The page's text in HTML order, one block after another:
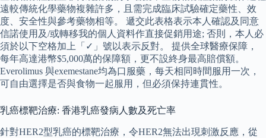
遠較傳統化學藥物複雜許多，且需完成臨床試驗確定藥性、效
度、安全性與參考藥物相等。 遞交此表格表示本人確認及同意
信諾使用及/或轉移我的個人資料作直接促銷用途; 否則，本人必
須於以下空格加上「✓」號以表示反對。 提供全球醫療保障，
每年高達港幣$5,000萬的保障額，更不設終身最高賠償額。
Everolimus 與exemestane均為口服藥，每天相同時間服用一次，
可自由選擇是否與食物一起服用，但必須保持連貫性。
乳癌標靶治療: 香港乳癌發病人數及死亡率
針對HER2型乳癌的標靶治療，令HER2無法出現刺激反應，從